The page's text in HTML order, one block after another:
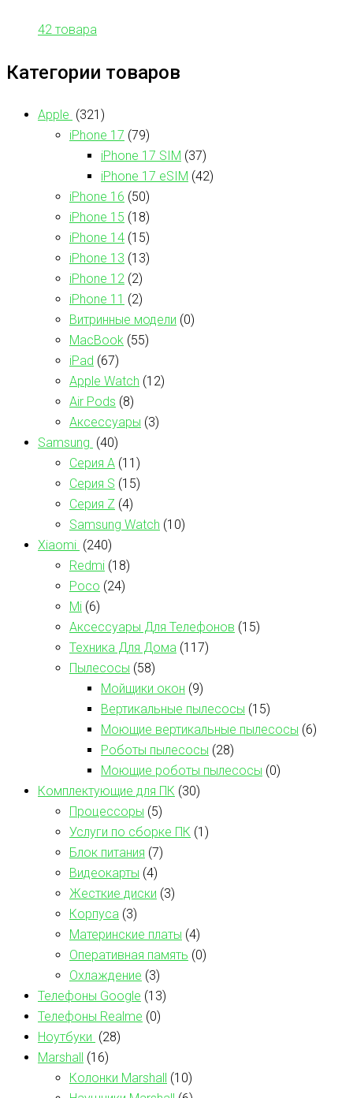
42 товара
Категории товаров
Apple (321)
iPhone 17 (79)
iPhone 17 SIM (37)
iPhone 17 eSIM (42)
iPhone 16 (50)
iPhone 15 (18)
iPhone 14 (15)
iPhone 13 (13)
iPhone 12 (2)
iPhone 11 (2)
Витринные модели (0)
MacBook (55)
iPad (67)
Apple Watch (12)
Air Pods (8)
Аксессуары (3)
Samsung (40)
Серия А (11)
Серия S (15)
Серия Z (4)
Samsung Watch (10)
Xiaomi (240)
Redmi (18)
Poco (24)
Mi (6)
Аксессуары Для Телефонов (15)
Техника Для Дома (117)
Пылесосы (58)
Мойщики окон (9)
Вертикальные пылесосы (15)
Моющие вертикальные пылесосы (6)
Роботы пылесосы (28)
Моющие роботы пылесосы (0)
Комплектующие для ПК (30)
Процессоры (5)
Услуги по сборке ПК (1)
Блок питания (7)
Видеокарты (4)
Жесткие диски (3)
Корпуса (3)
Материнские платы (4)
Оперативная память (0)
Охлаждение (3)
Телефоны Google (13)
Телефоны Realme (0)
Ноутбуки (28)
Marshall (16)
Колонки Marshall (10)